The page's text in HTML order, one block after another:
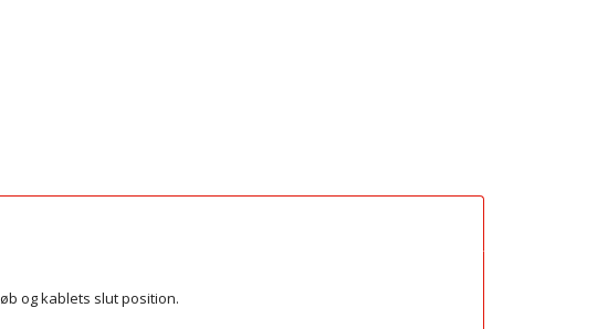
og kablets slut position.